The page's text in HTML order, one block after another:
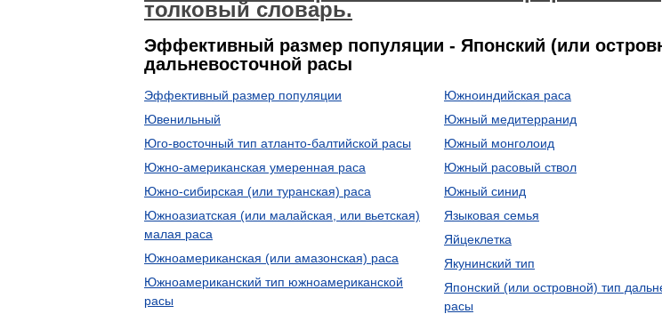
толковый словарь.
Эффективный размер популяции - Японский (или
дальневосточной расы
Эффективный размер популяции
Ювенильный
Юго-восточный тип атланто-балтийской расы
Южно-американская умеренная раса
Южно-сибирская (или туранская) раса
Южноазиатская (или малайская, или вьетская)
малая раса
Южноамериканская (или амазонская) раса
Южноамериканский тип южноамериканской
расы
Южноиндийская раса
Южный медитерранид
Южный монголоид
Южный расовый ствол
Южный синид
Языковая семья
Яйцеклетка
Якунинский тип
Японский (или островной) тип
расы